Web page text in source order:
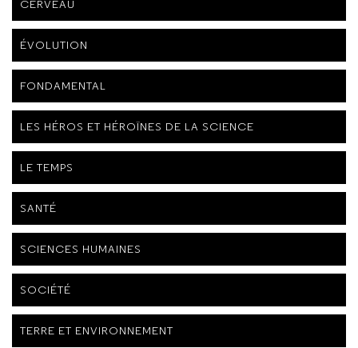
CERVEAU
ÉVOLUTION
FONDAMENTAL
LES HÉROS ET HÉROÏNES DE LA SCIENCE
LE TEMPS
SANTÉ
SCIENCES HUMAINES
SOCIÉTÉ
TERRE ET ENVIRONNEMENT